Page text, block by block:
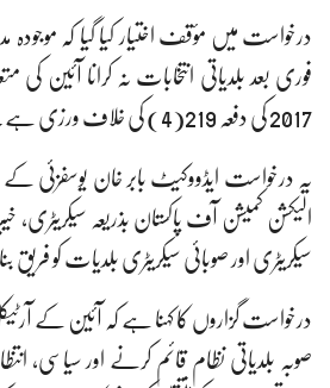
درخواست میں مؤقف اختیار کیا گیا کہ
فوری بعد بلدیاتی انتخابات نہ کرانا آئین کی
2017 کی دفعہ 219(4) کی خلاف ورزی ہے۔
یہ درخواست ایڈووکیٹ بابر خان یوسفزئی
الیکشن کمیشن آف پاکستان بذریعہ سیکریٹری،
سیکریٹری اور صوبائی سیکریٹری بلدیات کو فریق
صوبہ بلدیاتی نظام قائم کرنے اور سیاسی،